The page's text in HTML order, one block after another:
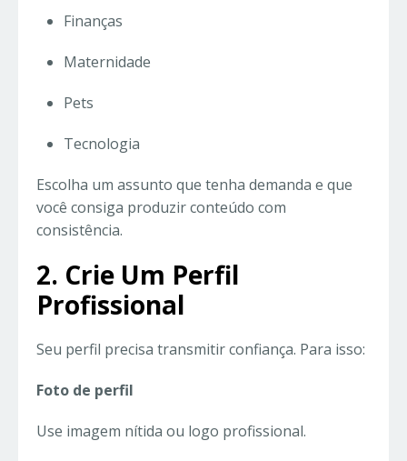
Finanças
Maternidade
Pets
Tecnologia
Escolha um assunto que tenha demanda e que
você consiga produzir conteúdo com
consistência.
2. Crie Um Perfil
Profissional
Seu perfil precisa transmitir confiança. Para isso:
Foto de perfil
Use imagem nítida ou logo profissional.